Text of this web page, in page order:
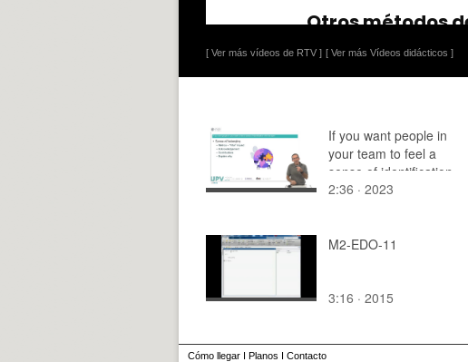
[ Ver más vídeos de RTV ] [ Ver más Vídeos didácticos ]
If you want people in
your team to feel a
sense of identification
with the team
2:36 · 2023
M2-EDO-11
3:16 · 2015
Cómo llegar I Planos I Contacto